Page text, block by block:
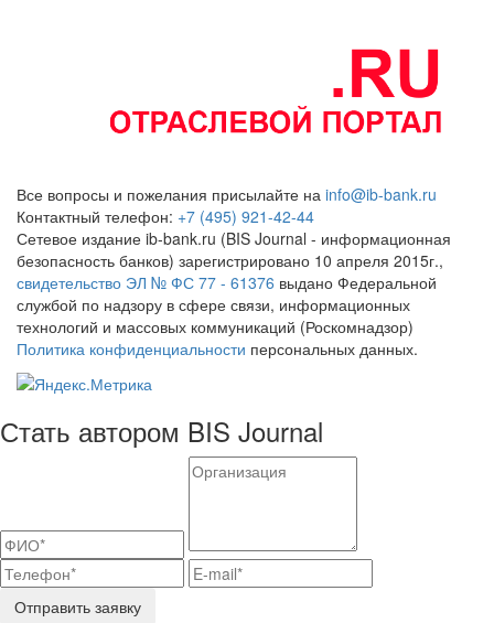
Все вопросы и пожелания присылайте на info@ib-bank.ru
Контактный телефон: +7 (495) 921-42-44
Сетевое издание ib-bank.ru (BIS Journal - информационная
безопасность банков) зарегистрировано 10 апреля 2015г.,
свидетельство ЭЛ № ФС 77 - 61376 выдано Федеральной
службой по надзору в сфере связи, информационных
технологий и массовых коммуникаций (Роскомнадзор)
Политика конфиденциальности персональных данных.
Стать автором BIS Journal
Отправить заявку